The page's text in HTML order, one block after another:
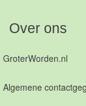
Over ons
GroterWorden.nl
Algemene